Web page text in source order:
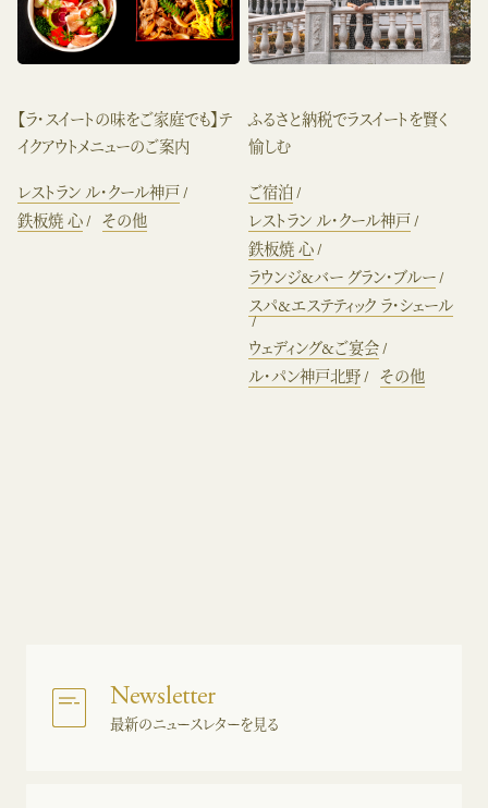
【ラ・スイートの味をご家庭でも】テ
イクアウトメニューのご案内
レストラン ル・クール神戸
鉄板焼 心
その他
ふるさと納税でラスイートを賢く
愉しむ
ご宿泊
レストラン ル・クール神戸
鉄板焼 心
ラウンジ&バー グラン・ブルー
スパ&エステティック ラ・シェール
ウェディング&ご宴会
ル・パン神戸北野
その他
Newsletter
最新のニュースレターを見る